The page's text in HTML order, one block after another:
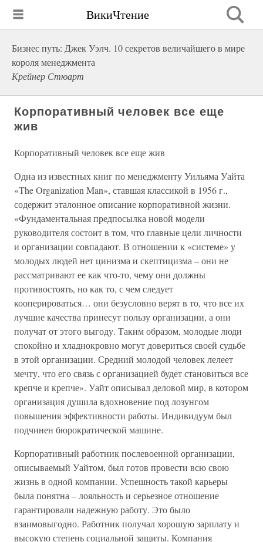
ВикиЧтение
Бизнес путь: Джек Уэлч. 10 секретов величайшего в мире
короля менеджмента
Крейнер Стюарт
Корпоративный человек все еще
жив
Корпоративный человек все еще жив
Одна из известных книг по менеджменту Уильяма Уайта
«The Organization Man», ставшая классикой в 1956 г.,
содержит эталонное описание корпоративной жизни.
«Фундаментальная предпосылка новой модели
руководителя состоит в том, что главные цели личности
и организации совпадают. В отношении к «системе» у
молодых людей нет цинизма и скептицизма – они не
рассматривают ее как что-то, чему они должны
противостоять, но как то, с чем следует
кооперироваться… они безусловно верят в то, что все их
лучшие качества принесут пользу организации, а они
получат от этого выгоду. Таким образом, молодые люди
спокойно и хладнокровно могут довериться своей судьбе
в этой организации. Средний молодой человек лелеет
мечту, что его связь с организацией будет становиться все
крепче и крепче». Уайт описывал деловой мир, в котором
организация душила вдохновение под лозунгом
повышения эффективности работы. Индивидуум был
подчинен бюрократической машине.
Корпоративный работник послевоенной организации,
описываемый Уайтом, был готов провести всю свою
жизнь в одной компании. Успешность такой карьеры
была понятна – лояльность и серьезное отношение
гарантировали надежную работу. Это было
взаимовыгодно. Работник получал хорошую зарплату и
высокую степень социальной защиты. Компания